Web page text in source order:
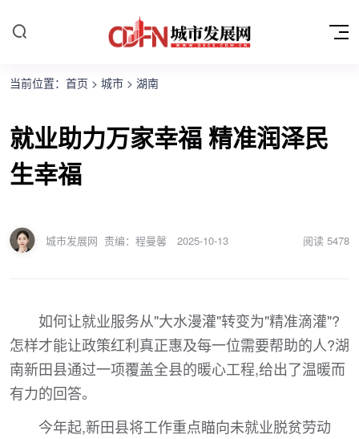
当前位置： 首页 > 城市 > 湖南
就业助力万家幸福 精准润泽民
生幸福
城市发展网 责编：程曼馨 2025-10-13 阅读 5478
如何让就业服务从"大水漫灌"转变为"精准滴灌"?
怎样才能让政策红利真正惠及每一位需要帮助的人?湖
南新田县通过一项覆盖全县的暖心工程,给出了温暖而
有力的回答。
今年起,新田县将工作重点瞄向未就业脱贫劳动